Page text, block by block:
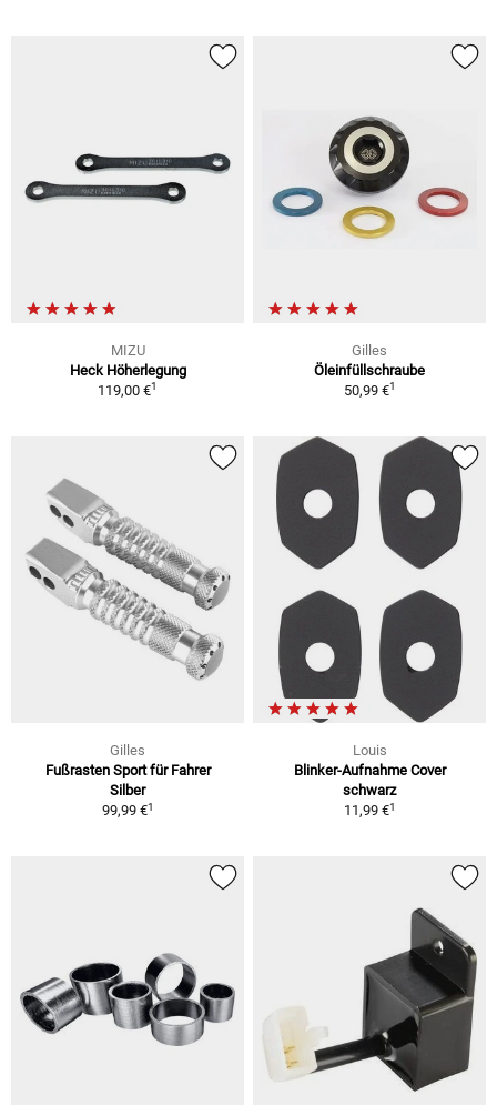
MIZU
Heck Höherlegung
119,00 €1
Gilles
Öleinfüllschraube
50,99 €1
Gilles
Fußrasten Sport für Fahrer
Silber
99,99 €1
Louis
Blinker-Aufnahme Cover
schwarz
11,99 €1